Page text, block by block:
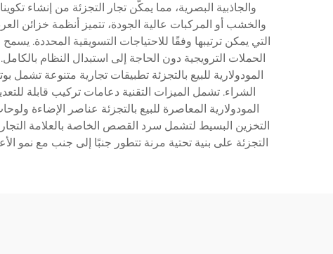
والجاذبية البصرية، مما يمكّن تجار التجزئة من
والخشب أو المركبات عالية الجودة، تتميز أنظمة خزائن
التي يمكن ترتيبها وفقًا للاحتياجات التسويقية المحددة.
الحملات الترويجية دون الحاجة إلى استبدال النظام
المودولارية للبيع بالتجزئة تطبيقات تجارية متنوعة
الشراء. تشمل الميزات التقنية دعامات تركيب قابلة
المودولارية المعاصرة للبيع بالتجزئة عناصر الإضاءة
التخزين البسيط لتشمل سرد القصص الخاصة بالعلامة
التجزئة على بنية تحتية مرنة تتطور جنبًا إلى جنب مع نمو